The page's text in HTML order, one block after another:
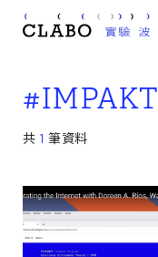
#IMPAKT
共 1 筆資料